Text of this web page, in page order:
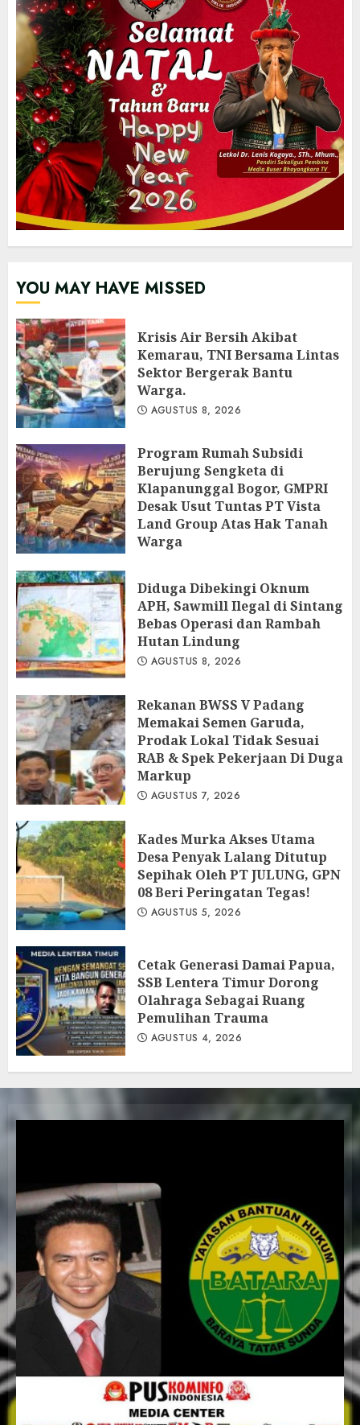
YOU MAY HAVE MISSED
Krisis Air Bersih Akibat
Kemarau, TNI Bersama Lintas
Sektor Bergerak Bantu
Warga.
AGUSTUS 8, 2026
Program Rumah Subsidi
Berujung Sengketa di
Klapanunggal Bogor, GMPRI
Desak Usut Tuntas PT Vista
Land Group Atas Hak Tanah
Warga
Diduga Dibekingi Oknum
APH, Sawmill Ilegal di Sintang
Bebas Operasi dan Rambah
Hutan Lindung
AGUSTUS 8, 2026
Rekanan BWSS V Padang
Memakai Semen Garuda,
Prodak Lokal Tidak Sesuai
RAB & Spek Pekerjaan Di Duga
Markup
AGUSTUS 7, 2026
Kades Murka Akses Utama
Desa Penyak Lalang Ditutup
Sepihak Oleh PT JULUNG, GPN
08 Beri Peringatan Tegas!
AGUSTUS 5, 2026
Cetak Generasi Damai Papua,
SSB Lentera Timur Dorong
Olahraga Sebagai Ruang
Pemulihan Trauma
AGUSTUS 4, 2026